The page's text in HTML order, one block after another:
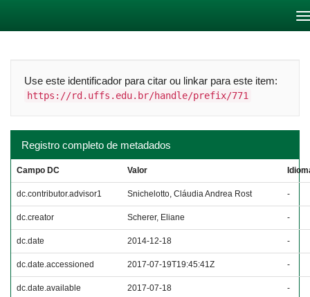
Use este identificador para citar ou linkar para este item:
https://rd.uffs.edu.br/handle/prefix/771
Registro completo de metadados
Campo DC Valor
dc.contributor.advisor1 Snichelotto, Cláudia Andrea Rost -
dc.creator Scherer, Eliane -
dc.date 2014-12-18 -
dc.date.accessioned 2017-07-19T19:45:41Z -
dc.date.available 2017-07-18 -